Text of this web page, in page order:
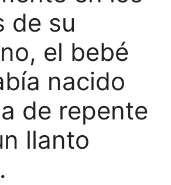
de su
el bebé
nacido
de repente
llanto